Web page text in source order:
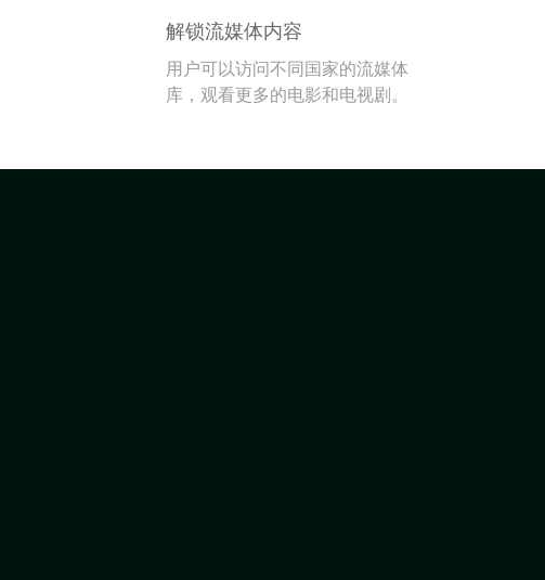
解锁流媒体内容
用户可以访问不同国家的流媒体
库，观看更多的电影和电视剧。